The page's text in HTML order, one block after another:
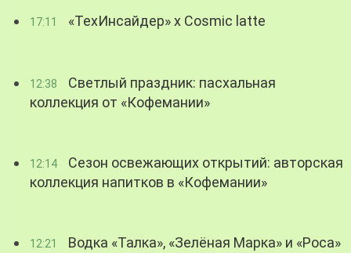
17:11 «ТехИнсайдер» х Cosmic latte
12:38
Светлый праздник: пасхальная
коллекция от «Кофемании»
12:14
Сезон освежающих открытий: авторская
коллекция напитков в «Кофемании»
12:21
Водка «Талка», «Зелёная Марка» и «Роса»